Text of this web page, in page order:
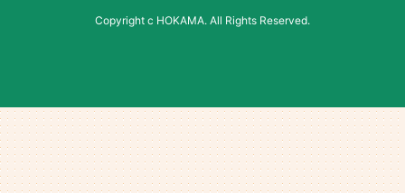
Copyright c HOKAMA. All Rights Reserved.